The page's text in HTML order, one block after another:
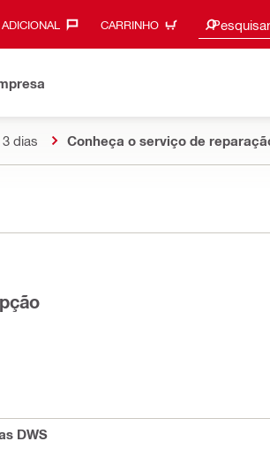
CARRINHO Pesquisar
Sugestões
dias Conheça o serviço de
DWS